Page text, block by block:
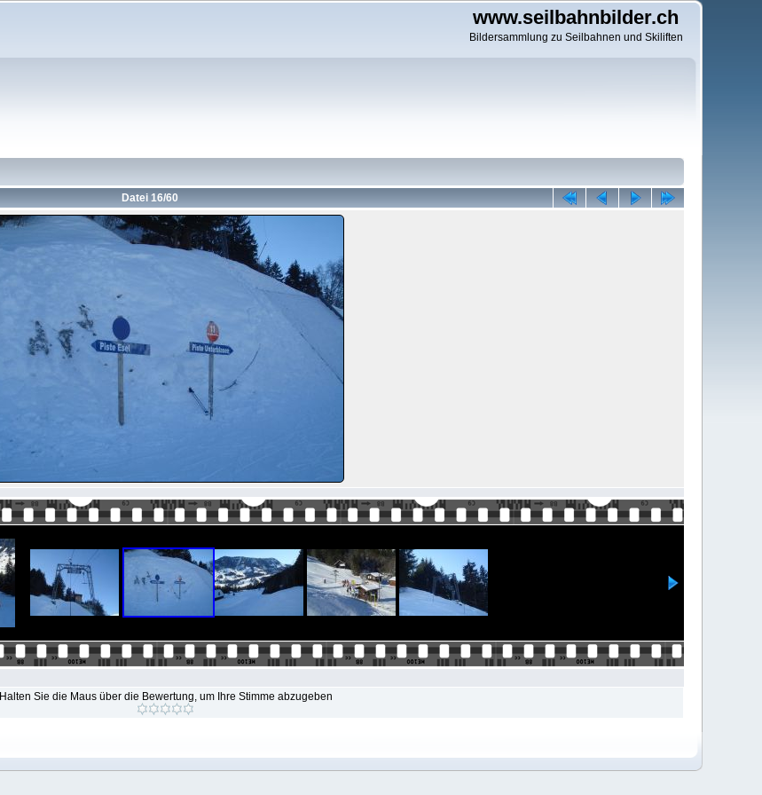
www.seilbahnbilder.ch
Bildersammlung zu Seilbahnen und Skiliften
Datei 16/60
Halten Sie die Maus über die Bewertung, um Ihre Stimme abzugeben